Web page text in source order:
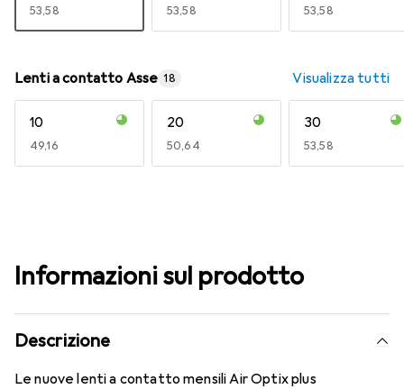
EUR
53,58 EUR
53,58 EUR
53,58
Lenti a contatto Asse 18 Visualizza tutti
10
EUR
49,16
20
EUR
50,64
30
EUR
53,58
Informazioni sul prodotto
Descrizione
Le nuove lenti a contatto mensili Air Optix plus